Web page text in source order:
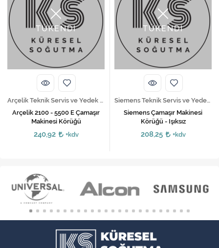
TÜKENDİ
Arçelik Teknik Servis ve Yedek Parça Hizmetleri
Arçelik 2100 - 5500 E Çamaşır
Makinesi Körüğü
240,92 +kdv
TÜKENDİ
Siemens Teknik Servis ve Yedek Parça Hizmetleri
Siemens Çamaşır Makinesi
Körüğü - Işıksız
208,25 +kdv